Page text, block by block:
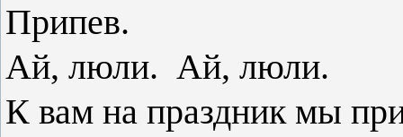
Припев.
Ай, люли. Ай,
К вам на праздник мы